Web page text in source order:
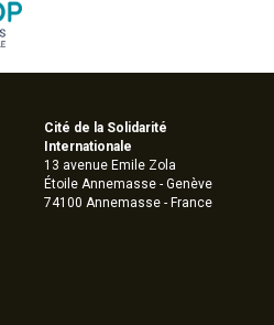
Cité de la Solidarité
Internationale
13 avenue Emile Zola
Étoile Annemasse - Genève
74100 Annemasse - France